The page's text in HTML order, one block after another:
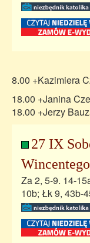
8.00 +Kazimiera
18.00 +Janina
18.00 +Jerzy
27 IX
Za 2, 5-9. 14-
10b; Łk 9, 43b-